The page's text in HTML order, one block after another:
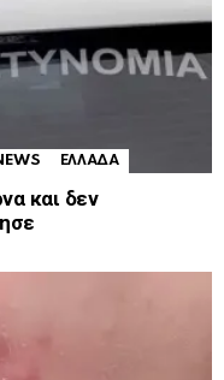
ΕΛΛΑΔΑ
και δεν